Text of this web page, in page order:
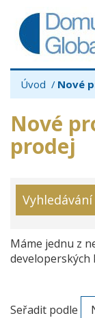
Úvod Nové
Nové
prodej
Máme jednu z
developerských
Seřadit podle